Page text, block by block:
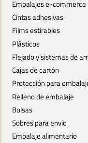
Embalajes e-commerce
Cintas adhesivas
Films estirables
Plásticos
Flejado y sistemas de
Cajas de cartón
Protección para
Relleno de embalaje
Bolsas
Sobres para envío
Embalaje alimentario